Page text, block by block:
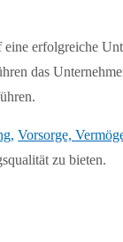
erfolgreiche
das
Vorsorge,
zu bieten.